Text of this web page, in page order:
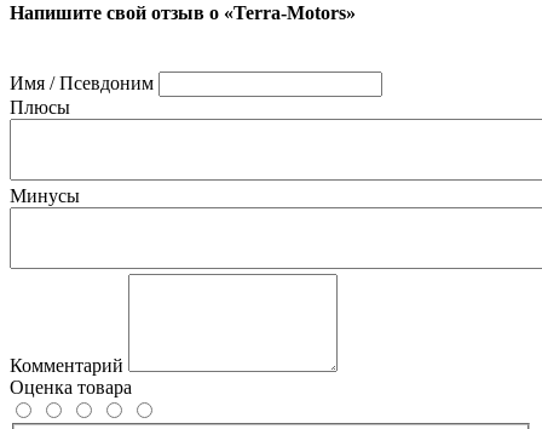
Напишите свой отзыв о «Terra-Motors»
Имя / Псевдоним
Плюсы
Минусы
Комментарий
Оценка товара